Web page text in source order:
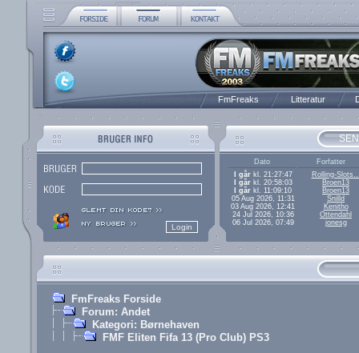
FmFreaks Litteratur
Dato
Forfatter
I gårkl. 21:27:47
Rolling-
I gårkl. 20:58:03
Broen13
I går kl. 11:09:10
Broen13
05 Aug 2026, 11:31
Snilld
03 Aug 2026, 12:41
Kenitho
24 Jul 2026, 10:36
Ottendahl
06 Jul 2026, 07:49
jonesg
FmFreaks Forside
Forum: Andet
Kategori: Børnehaven
FMF Eliten Fifa 13 (Pro Club) PS3